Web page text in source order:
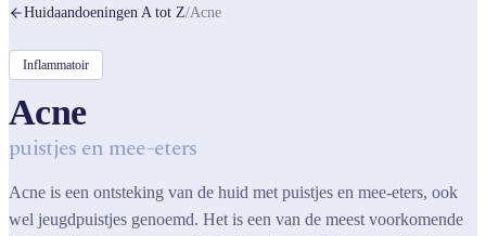
Huidaandoeningen A tot Z/Acne
Inflammatoir
Acne
puistjes en mee-eters
Acne is een ontsteking van de huid met puistjes en mee-eters, ook
wel jeugdpuistjes genoemd. Het is een van de meest voorkomende